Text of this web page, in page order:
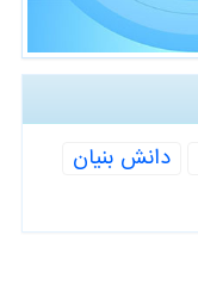
دانش بنیان